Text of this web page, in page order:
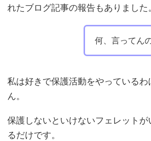
れたブログ記事の報告もありました
何、言ってん
私は好きで保護活動をやっている
ん。
保護しないといけないフェレットが
るだけです。